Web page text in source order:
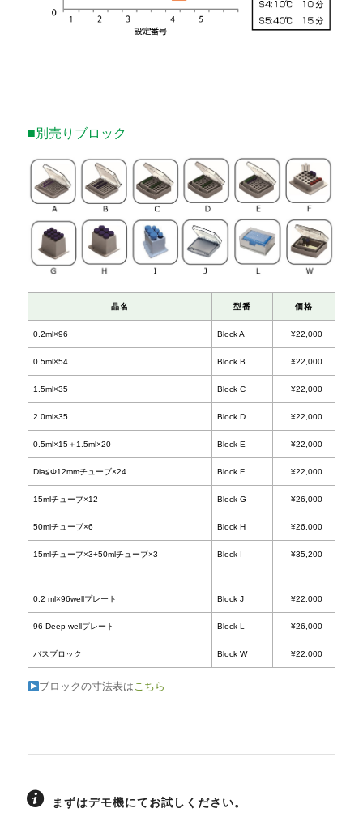
■別売りブロック
ブロックの寸法表はこちら
まずはデモ機にてお試しください。